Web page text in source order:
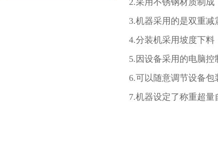
2.采用不锈钢材质制
3.机器采用的是双重
4.分装机采用坡度下
5.因设备采用的电脑
6.可以随意调节设备包
7.机器设定了称重超量